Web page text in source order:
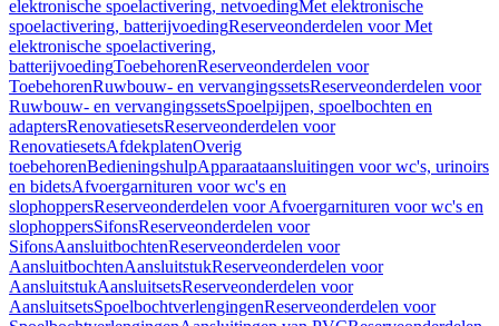
elektronische spoelactivering, netvoedingMet elektronische
spoelactivering, batterijvoedingReserveonderdelen voor Met
elektronische spoelactivering,
batterijvoedingToebehorenReserveonderdelen voor
ToebehorenRuwbouw- en vervangingssetsReserveonderdelen voor
Ruwbouw- en vervangingssetsSpoelpijpen, spoelbochten en
adaptersRenovatiesetsReserveonderdelen voor
RenovatiesetsAfdekplatenOverig
toebehorenBedieningshulpApparaataansluitingen voor wc's, urinoirs
en bidetsAfvoergarnituren voor wc's en
slophoppersReserveonderdelen voor Afvoergarnituren voor wc's en
slophoppersSifonsReserveonderdelen voor
SifonsAansluitbochtenReserveonderdelen voor
AansluitbochtenAansluitstukReserveonderdelen voor
AansluitstukAansluitsetsReserveonderdelen voor
AansluitsetsSpoelbochtverlengingenReserveonderdelen voor